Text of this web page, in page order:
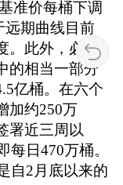
准价每桶下调
远期曲线目前
。此外，必要
的相当一部分
亿桶。在六个
加约250万
署近三周以
日470万桶。
自2月底以来的